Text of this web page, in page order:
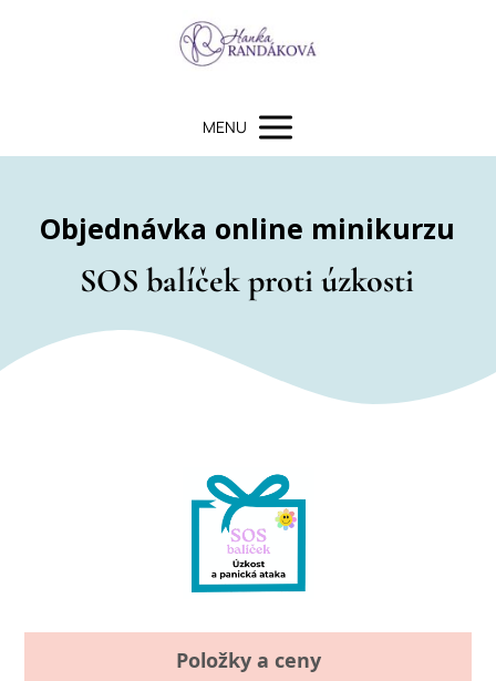
MENU
Objednávka online minikurzu
SOS balíček proti úzkosti
Položky a ceny